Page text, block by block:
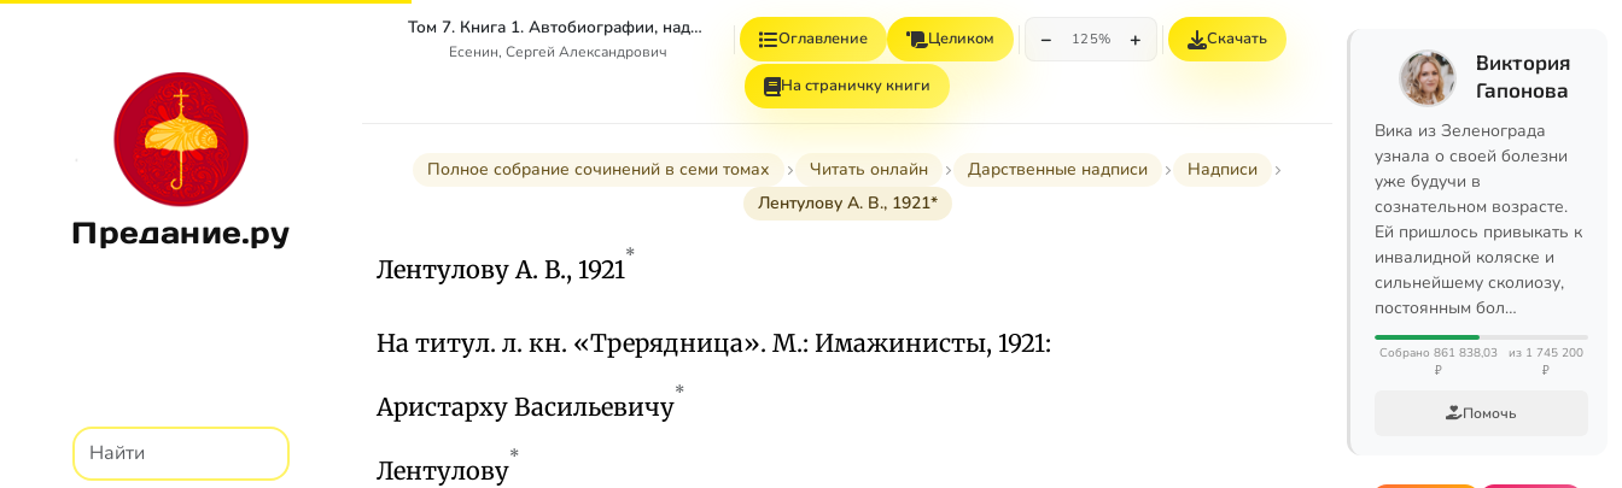
Предание.ру
Том 7. Книга 1. Автобиографии, надписи и др
Есенин, Сергей Александрович
Оглавление Целиком − 125% + Скачать
На страничку книги
Полное собрание сочинений в семи томах Читать онлайн Дарственные надписи
Надписи
Лентулову А. В., 1921*
Лентулову А. В., 1921*
На титул. л. кн. «Трерядница». М.: Имажинисты, 1921:
Аристарху Васильевичу*
Лентулову*
Виктория
Гапонова
Вика из Зеленограда
узнала о своей болезни
уже будучи в
сознательном возрасте.
Ей пришлось привыкать к
инвалидной коляске и
сильнейшему сколиозу,
постоянным бол…
Собрано 861 838,03
₽
из 1 745 200
₽
Помочь